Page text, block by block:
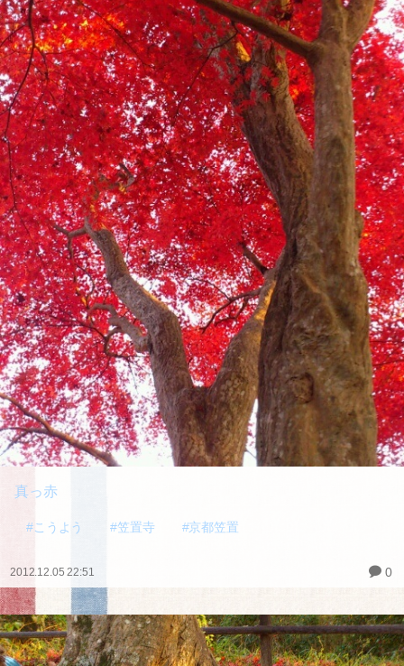
真っ赤
#こうよう #笠置寺 #京都笠置
2012.12.05 22:51 0